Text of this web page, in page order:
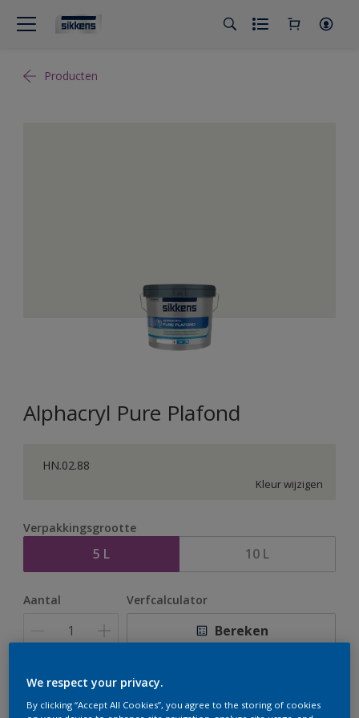
Producten
Alphacryl Pure Plafond
HN.02.88
Kleur wijzigen
Verpakkingsgrootte
5 L 10 L
Aantal Verfcalculator
Bereken
Op dit moment is het niet mogelijk dit product online
te bestellen. Bezoek je dichtstbijzijnde winkel of klik op
We respect your privacy.
By clicking “Accept All Cookies”, you agree to the storing of cookies